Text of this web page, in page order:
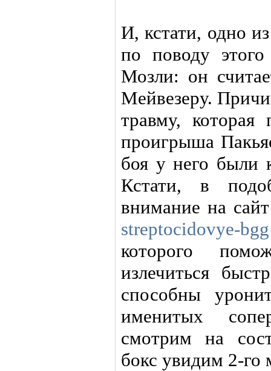
И, кстати, одно
по поводу
Мозли: он
Мейвезеру.
травму,
проигрыша
боя у него были
Кстати, в
внимание на
streptocidovye-
которого
излечиться
способны
именитых
смотрим на
бокс увидим 2-го